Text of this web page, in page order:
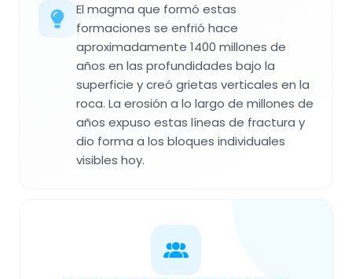
El magma que formó estas
formaciones se enfrió hace
aproximadamente 1400 millones de
años en las profundidades bajo la
superficie y creó grietas verticales en la
roca. La erosión a lo largo de millones de
años expuso estas líneas de fractura y
dio forma a los bloques individuales
visibles hoy.